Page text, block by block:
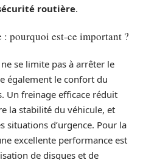
routière.
pourquoi est-ce important ?
se limite pas à arrêter le
également le confort du
Un freinage efficace réduit
la stabilité du véhicule, et
situations d’urgence. Pour la
excellente performance est
de disques et de